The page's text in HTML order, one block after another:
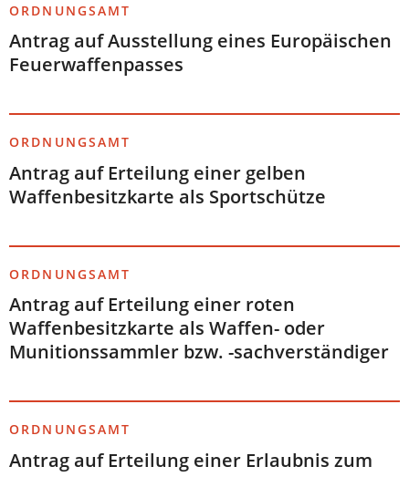
ORDNUNGSAMT
Antrag auf Ausstellung eines Europäischen
Feuerwaffenpasses
ORDNUNGSAMT
Antrag auf Erteilung einer gelben
Waffenbesitzkarte als Sportschütze
ORDNUNGSAMT
Antrag auf Erteilung einer roten
Waffenbesitzkarte als Waffen- oder
Munitionssammler bzw. -sachverständiger
ORDNUNGSAMT
Antrag auf Erteilung einer Erlaubnis zum